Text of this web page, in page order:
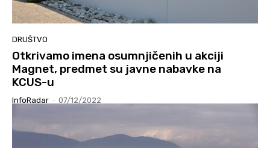
DRUŠTVO
Otkrivamo imena osumnjičenih u akciji
Magnet, predmet su javne nabavke na
KCUS-u
InfoRadar - 07/12/2022